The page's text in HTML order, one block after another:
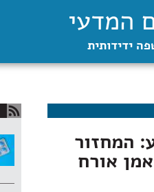
המדעי
ידידותית
המחזור
אורח